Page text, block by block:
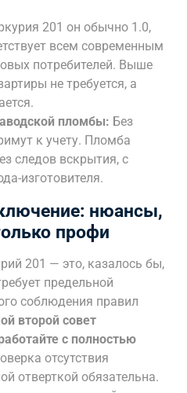
201 он обычно 1.0,
всем современным
потребителей. Выше
не требуется, а
пломбы: Без
к учету. Пломба
следов вскрытия, с
изготовителя.
нюансы,
профи
201 — это, казалось бы,
предельной
соблюдения правил
второй совет
с полностью
отсутствия
отверткой обязательна.